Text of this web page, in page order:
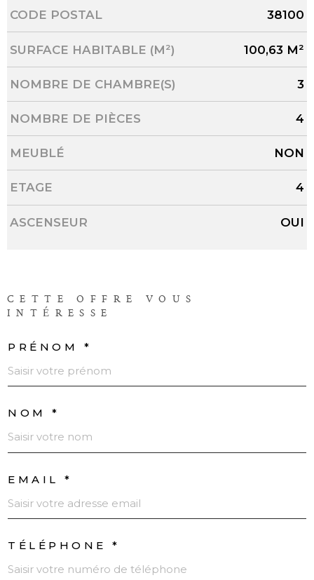
Caractérisque Valeurs
CODE POSTAL 38100
SURFACE HABITABLE (M²) 100,63 M²
NOMBRE DE CHAMBRE(S) 3
NOMBRE DE PIÈCES 4
MEUBLÉ NON
ETAGE 4
ASCENSEUR OUI
CETTE OFFRE
VOUS
INTÉRESSE
PRÉNOM *
NOM *
EMAIL *
TÉLÉPHONE *